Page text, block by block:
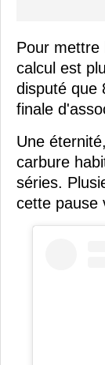
Pour mettre
calcul est
disputé que
finale
Une
carbure
séries.
cette pause